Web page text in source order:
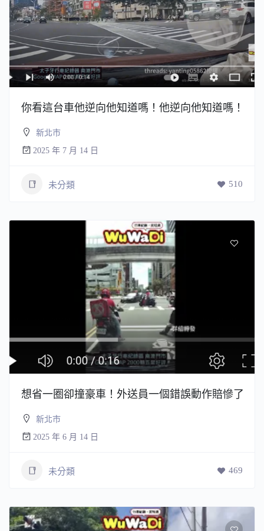
你看這台車他逆向他知道嗎！他逆向他知道嗎！
新北市
2025 年 7 月 14 日
未分類 510
想省一圈卻撞豪車！外送員一個錯誤動作賠慘了
新北市
2025 年 6 月 14 日
未分類 469